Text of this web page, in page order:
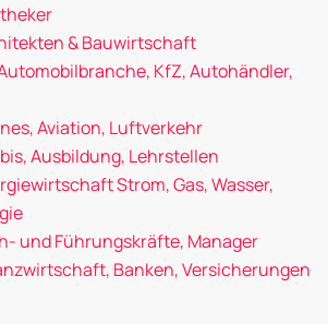
& Bauwirtschaft
KfZ, Autohändler,
Aviation, Luftverkehr
Ausbildung, Lehrstellen
Strom, Gas, Wasser,
und Führungskräfte, Manager
Banken, Versicherungen